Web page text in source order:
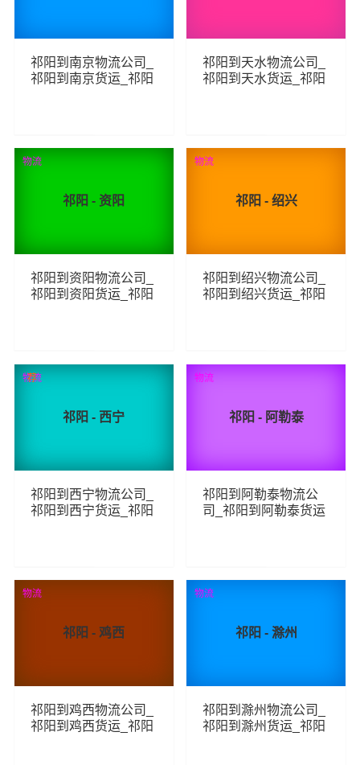
祁阳到南京物流公司_
祁阳到南京货运_祁阳
115 查看详细
祁阳到天水物流公司_
祁阳到天水货运_祁阳
77 查看详细
祁阳 - 资阳
祁阳到资阳物流公司_
祁阳到资阳货运_祁阳
97 查看详细
物流
祁阳 - 绍兴
祁阳到绍兴物流公司_
祁阳到绍兴货运_祁阳
88 查看详细
物流
祁阳 - 西宁
祁阳到西宁物流公司_
祁阳到西宁货运_祁阳
120 查看详细
物流
荐
祁阳 - 阿勒泰
祁阳到阿勒泰物流公
司_祁阳到阿勒泰货运
72 查看详细
物流
祁阳 - 鸡西
祁阳到鸡西物流公司_
祁阳到鸡西货运_祁阳
物流
祁阳 - 滁州
祁阳到滁州物流公司_
祁阳到滁州货运_祁阳
物流